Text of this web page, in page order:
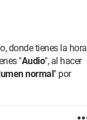
donde tienes la hora
"Audio", al hacer
normal" por